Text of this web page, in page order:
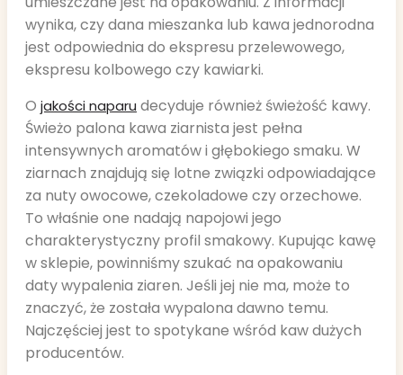
wynika, czy dana mieszanka lub kawa jednorodna
jest odpowiednia do ekspresu przelewowego,
ekspresu kolbowego czy kawiarki.
O jakości naparu decyduje również świeżość kawy.
Świeżo palona kawa ziarnista jest pełna
intensywnych aromatów i głębokiego smaku. W
ziarnach znajdują się lotne związki odpowiadające
za nuty owocowe, czekoladowe czy orzechowe.
To właśnie one nadają napojowi jego
charakterystyczny profil smakowy. Kupując kawę
w sklepie, powinniśmy szukać na opakowaniu
daty wypalenia ziaren. Jeśli jej nie ma, może to
znaczyć, że została wypalona dawno temu.
Najczęściej jest to spotykane wśród kaw dużych
producentów.